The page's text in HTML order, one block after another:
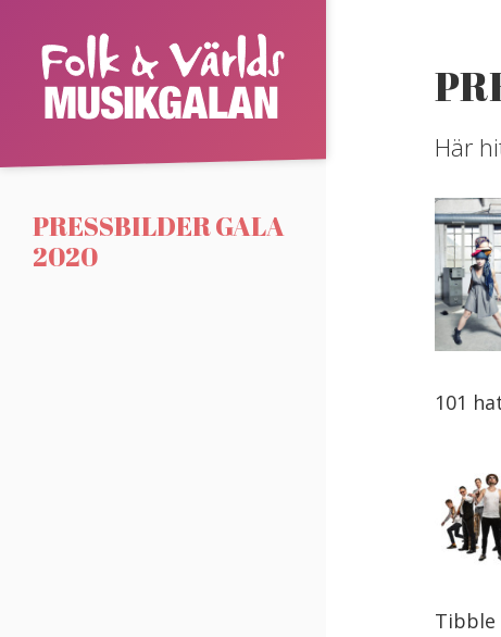
contentFolk
&
Världsmusikgalan
PRESSBILDER GALA
2020
Här
101
Tibble